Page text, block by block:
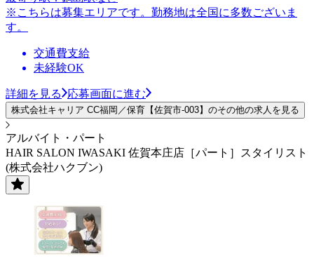
※こちらは募集エリアです。勤務地は全国に多数ございま
す。
交通費支給
未経験OK
詳細を見る 応募画面に進む
株式会社キャリア CC福岡／保育【佐賀市-003】のその他の求人を見る
アルバイト・パート
HAIR SALON IWASAKI 佐賀本庄店［パート］スタイリスト
(株式会社ハクブン)